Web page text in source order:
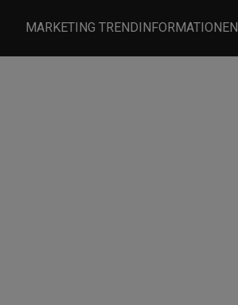
MARKETING TRENDINFORMATIONEN